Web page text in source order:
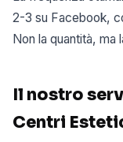
2-3 su Facebook,
Non la quantità, ma
Il nostro
Centri